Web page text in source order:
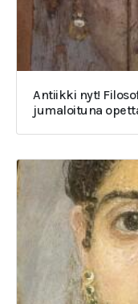
Antiikki nyt!
jumaloituna